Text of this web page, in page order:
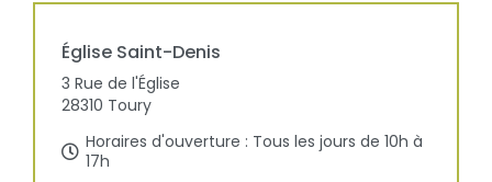
Église Saint-Denis
3 Rue de l'Église
28310 Toury
Horaires d'ouverture : Tous les jours de 10h à
17h